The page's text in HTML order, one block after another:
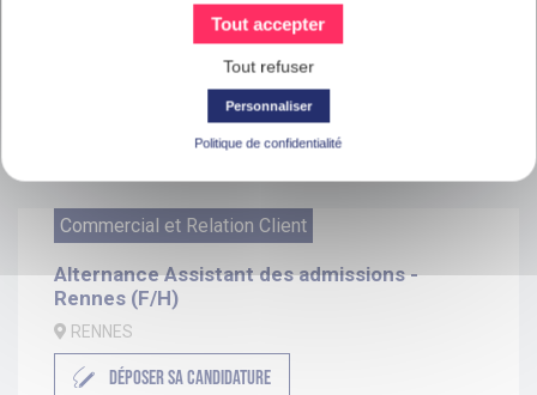
Alternance Chef de projets digitaux
Compliance et risques - Cesson-Sévigné ...
DÉPOSER SA CANDIDATURE
Commercial et Relation Client
Alternance Assistant des admissions -
Rennes (F/H)
RENNES
DÉPOSER SA CANDIDATURE
Tout accepter
Tout refuser
Personnaliser
Politique de confidentialité